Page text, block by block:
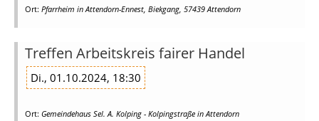
Ort: Pfarrheim in Attendorn-Ennest, Biekgang, 57439 Attendorn
Treffen Arbeitskreis fairer Handel
Di., 01.10.2024, 18:30
Ort: Gemeindehaus Sel. A. Kolping - Kolpingstraße in Attendorn